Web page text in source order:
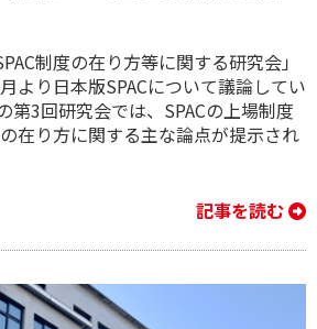
制度の在り方等に関する研究会」
より日本版SPACについて議論してい
第3回研究会では、SPACの上場制度
在り方に関する主な論点が提示され
記事を読む